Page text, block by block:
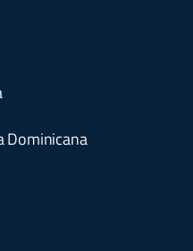
Dominicana